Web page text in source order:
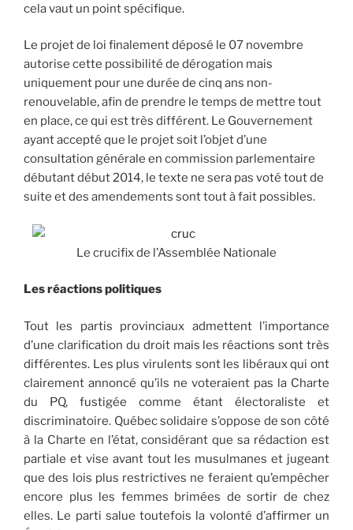
cela vaut un point spécifique.
Le projet de loi finalement déposé le 07 novembre
autorise cette possibilité de dérogation mais
uniquement pour une durée de cinq ans non-
renouvelable, afin de prendre le temps de mettre tout
en place, ce qui est très différent. Le Gouvernement
ayant accepté que le projet soit l’objet d’une
consultation générale en commission parlementaire
débutant début 2014, le texte ne sera pas voté tout de
suite et des amendements sont tout à fait possibles.
Le crucifix de l’Assemblée Nationale
Les réactions politiques
Tout les partis provinciaux admettent l’importance
d’une clarification du droit mais les réactions sont très
différentes. Les plus virulents sont les libéraux qui ont
clairement annoncé qu’ils ne voteraient pas la Charte
du PQ, fustigée comme étant électoraliste et
discriminatoire. Québec solidaire s’oppose de son côté
à la Charte en l’état, considérant que sa rédaction est
partiale et vise avant tout les musulmanes et jugeant
que des lois plus restrictives ne feraient qu’empêcher
encore plus les femmes brimées de sortir de chez
elles. Le parti salue toutefois la volonté d’affirmer un